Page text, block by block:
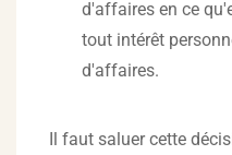
d'affaires en ce
tout intérêt
d'affaires.
Il faut saluer cette